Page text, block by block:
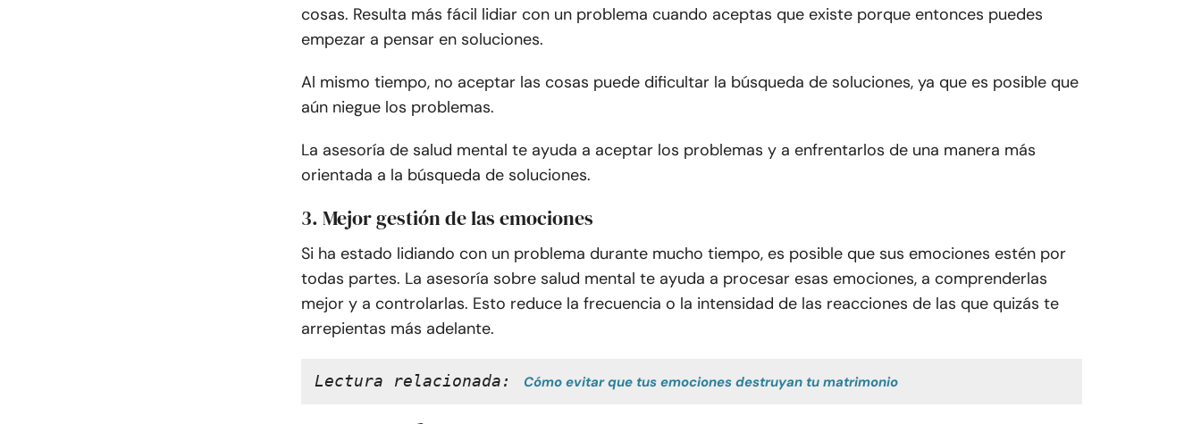
cosas. Resulta más fácil lidiar con un problema cuando aceptas que existe porque entonces puedes
empezar a pensar en soluciones.
Al mismo tiempo, no aceptar las cosas puede dificultar la búsqueda de soluciones, ya que es posible que
aún niegue los problemas.
La asesoría de salud mental te ayuda a aceptar los problemas y a enfrentarlos de una manera más
orientada a la búsqueda de soluciones.
3. Mejor gestión de las emociones
Si ha estado lidiando con un problema durante mucho tiempo, es posible que sus emociones estén por
todas partes. La asesoría sobre salud mental te ayuda a procesar esas emociones, a comprenderlas
mejor y a controlarlas. Esto reduce la frecuencia o la intensidad de las reacciones de las que quizás te
arrepientas más adelante.
Lectura relacionada: Cómo evitar que tus emociones destruyan tu matrimonio